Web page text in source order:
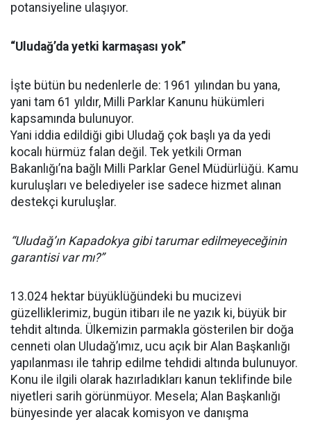
potansiyeline ulaşıyor.
“Uludağ’da yetki karmaşası yok”
İşte bütün bu nedenlerle de: 1961 yılından bu yana,
yani tam 61 yıldır, Milli Parklar Kanunu hükümleri
kapsamında bulunuyor.
Yani iddia edildiği gibi Uludağ çok başlı ya da yedi
kocalı hürmüz falan değil. Tek yetkili Orman
Bakanlığı’na bağlı Milli Parklar Genel Müdürlüğü. Kamu
kuruluşları ve belediyeler ise sadece hizmet alınan
destekçi kuruluşlar.
“Uludağ’ın Kapadokya gibi tarumar edilmeyeceğinin
garantisi var mı?”
13.024 hektar büyüklüğündeki bu mucizevi
güzelliklerimiz, bugün itibarı ile ne yazık ki, büyük bir
tehdit altında. Ülkemizin parmakla gösterilen bir doğa
cenneti olan Uludağ’ımız, ucu açık bir Alan Başkanlığı
yapılanması ile tahrip edilme tehdidi altında bulunuyor.
Konu ile ilgili olarak hazırladıkları kanun teklifinde bile
niyetleri sarih görünmüyor. Mesela; Alan Başkanlığı
bünyesinde yer alacak komisyon ve danışma